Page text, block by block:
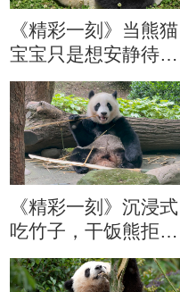
《精彩一刻》当熊猫
宝宝只是想安静待会
儿
《精彩一刻》沉浸式
吃竹子，干饭熊拒绝
分心